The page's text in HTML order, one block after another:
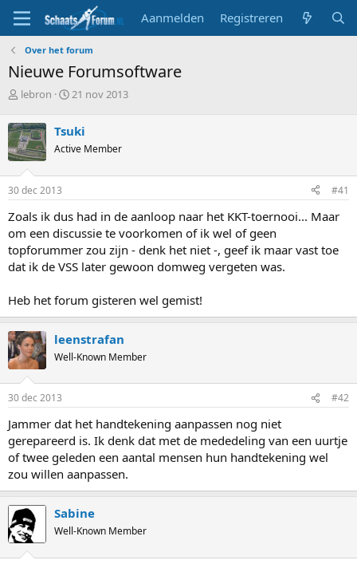
Aanmelden Registreren
Over het forum
Nieuwe Forumsoftware
T
p
i
c
s
t
a
t
e
r
lebron
S
r
t
a
m
21 nov 2013
Tsuki
Active Member
30 dec 2013 #41
Zoals ik dus had in de aanloop naar het KKT-toernooi... Maar
om een discussie te voorkomen of ik wel of geen
topforummer zou zijn - denk het niet -, geef ik maar vast toe
dat ik de VSS later gewoon domweg vergeten was.
Heb het forum gisteren wel gemist!
leenstrafan
Well-Known Member
30 dec 2013 #42
Jammer dat het handtekening aanpassen nog niet
gerepareerd is. Ik denk dat met de mededeling van een uurtje
of twee geleden een aantal mensen hun handtekening wel
zou willen aanpassen.
Sabine
Well-Known Member